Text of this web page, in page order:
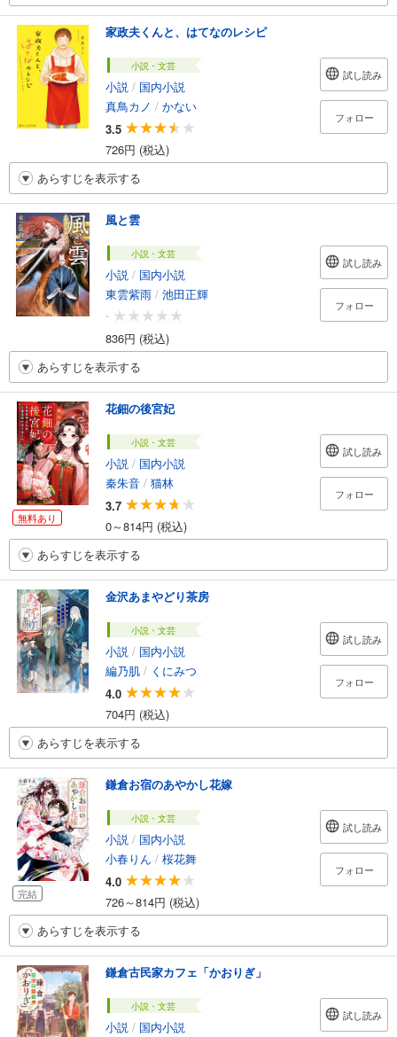
家政夫くんと、はてなのレシピ
小説・文芸
小説 / 国内小説
真鳥カノ / かない
3.5
726円 (税込)
試し読み
フォロー
あらすじを表示する
風と雲
小説・文芸
小説 / 国内小説
東雲紫雨 / 池田正輝
-
836円 (税込)
試し読み
フォロー
あらすじを表示する
無料あり
花鈿の後宮妃
小説・文芸
小説 / 国内小説
秦朱音 / 猫林
3.7
0～814円 (税込)
試し読み
フォロー
あらすじを表示する
金沢あまやどり茶房
小説・文芸
小説 / 国内小説
編乃肌 / くにみつ
4.0
704円 (税込)
試し読み
フォロー
あらすじを表示する
完結
鎌倉お宿のあやかし花嫁
小説・文芸
小説 / 国内小説
小春りん / 桜花舞
4.0
726～814円 (税込)
試し読み
フォロー
あらすじを表示する
鎌倉古民家カフェ「かおりぎ」
小説・文芸
小説 / 国内小説
試し読み